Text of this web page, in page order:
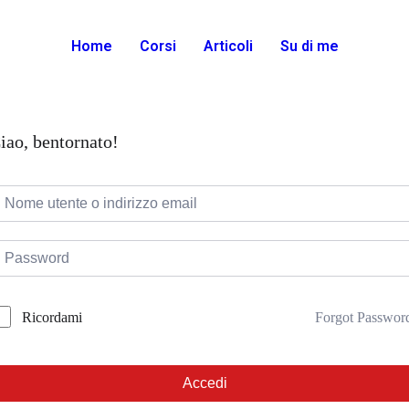
Home Corsi Articoli Su di me
bentornato!
Ricordami Forgot
Accedi